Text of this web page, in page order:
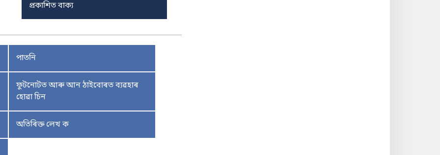
প্ৰকাশিত বাক্য
পাতনি
ফুটনোটত আৰু আন ঠাইবোৰত ব্যৱহাৰ
হোৱা চিন
অতিৰিক্ত লেখ ক